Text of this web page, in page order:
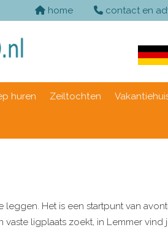
home contact en
huren Zeiltochten
Het is een startpunt van
ligplaats zoekt, in Lemmer